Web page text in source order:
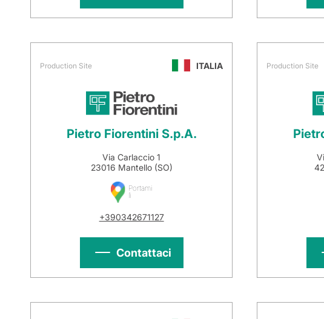
Production Site ITALIA
Pietro Fiorentini S.p.A.
Via Carlaccio 1
23016 Mantello (SO)
Portami
lì
+390342671127
Contattaci
Production Site